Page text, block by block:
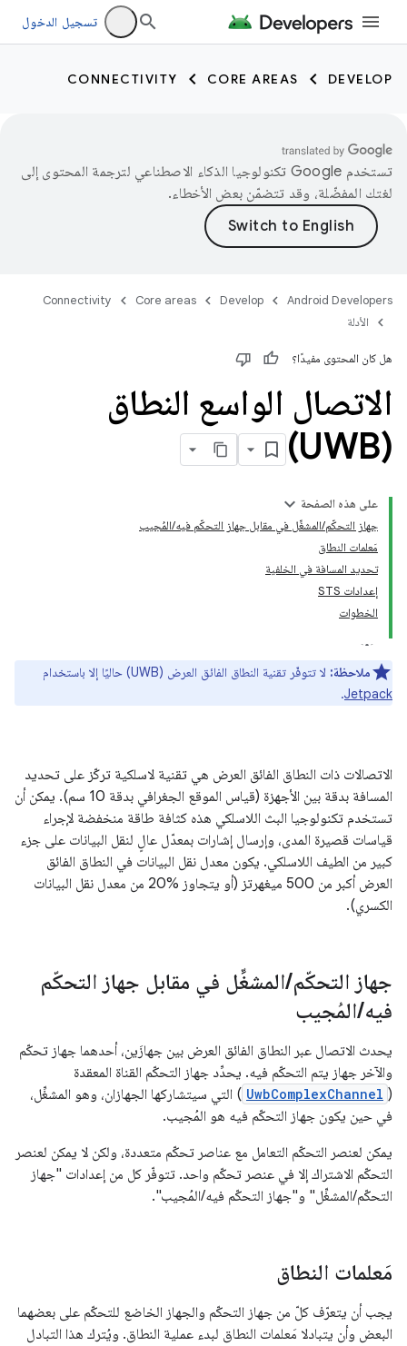
تسجيل الدخول
DEVELOP
CORE AREAS
CONNECTIVITY
تستخدم Google تكنولوجيا الذكاء الاصطناعي لترجمة المحتوى إلى
لغتك المفضّلة، وقد تتضمّن بعض الأخطاء.
Android Developers
Develop
Core areas
Connectivity
الأدلة
هل كان المحتوى مفيدًا؟
الاتصال الواسع النطاق
(UWB)
على هذه الصفحة
جهاز التحكّم/المشغِّل في مقابل جهاز التحكّم فيه/المُجيب
مَعلمات النطاق
تحديد المسافة في الخلفية
إعدادات STS
الخطوات
ملاحظة: لا تتوفّر تقنية النطاق الفائق العرض (UWB) حاليًا إلا باستخدام
Jetpack
.
الاتصالات ذات النطاق الفائق العرض هي تقنية لاسلكية تركّز على تحديد
المسافة بدقة بين الأجهزة (قياس الموقع الجغرافي بدقة 10 سم). يمكن أن
تستخدم تكنولوجيا البث اللاسلكي هذه كثافة طاقة منخفضة لإجراء
قياسات قصيرة المدى، وإرسال إشارات بمعدّل عالٍ لنقل البيانات على جزء
كبير من الطيف اللاسلكي. يكون معدل نقل البيانات في النطاق الفائق
العرض أكبر من 500 ميغهرتز (أو يتجاوز ‎20% من معدل نقل البيانات
الكسري).
جهاز التحكّم/المشغِّل في مقابل جهاز التحكّم
فيه/المُجيب
يحدث الاتصال عبر النطاق الفائق العرض بين جهازَين، أحدهما جهاز تحكّم
والآخر جهاز يتم التحكّم فيه. يحدِّد جهاز التحكّم القناة المعقدة
(
UwbComplexChannel ) التي سيتشاركها الجهازان، وهو المشغِّل،
في حين يكون جهاز التحكّم فيه هو المُجيب.
يمكن لعنصر التحكّم التعامل مع عناصر تحكّم متعددة، ولكن لا يمكن لعنصر
التحكّم الاشتراك إلا في عنصر تحكّم واحد. تتوفّر كل من إعدادات "جهاز
التحكّم/المشغِّل" و"جهاز التحكّم فيه/المُجيب".
مَعلمات النطاق
يجب أن يتعرّف كلّ من جهاز التحكّم والجهاز الخاضع للتحكّم على بعضهما
البعض وأن يتبادلا مَعلمات النطاق لبدء عملية النطاق. ويُترك هذا التبادل